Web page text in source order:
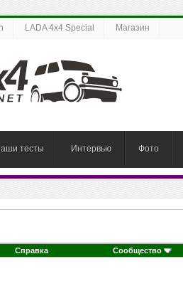
LADA 4x4 Special Магазин
тесты Интервью Фото
Справка Сообщество